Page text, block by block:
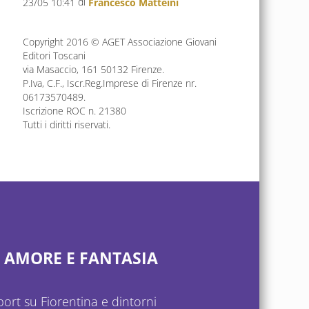
23/05 10:41 Francesco Matteini
Copyright 2016 © AGET Associazione Giovani
Editori Toscani
via Masaccio, 161 50132 Firenze.
P.Iva, C.F., Iscr.Reg.Imprese di Firenze nr.
06173570489.
Iscrizione ROC n. 21380
Tutti i diritti riservati.
E FANTASIA
su Fiorentina e dintorni